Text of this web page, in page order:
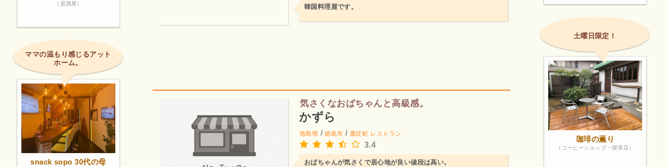
韓国料理屋です。
気さくなおばちゃんと高級感。
かずら
徳島県 /徳島市 / 鷹匠町 レストラン
3.4
おばちゃんが気さくで居心地が良い値段は高い。
（居酒屋）
ママの温もり感じるアット
ホーム。
snack sopo 30代の母
土曜日限定！
珈琲の薫り
（コーヒーショップ・喫茶店）